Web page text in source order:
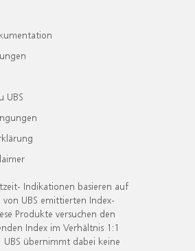
UBS
Indikationen basieren auf
UBS emittierten Index-
Produkte versuchen den
Index im Verhältnis 1:1
UBS übernimmt dabei keine